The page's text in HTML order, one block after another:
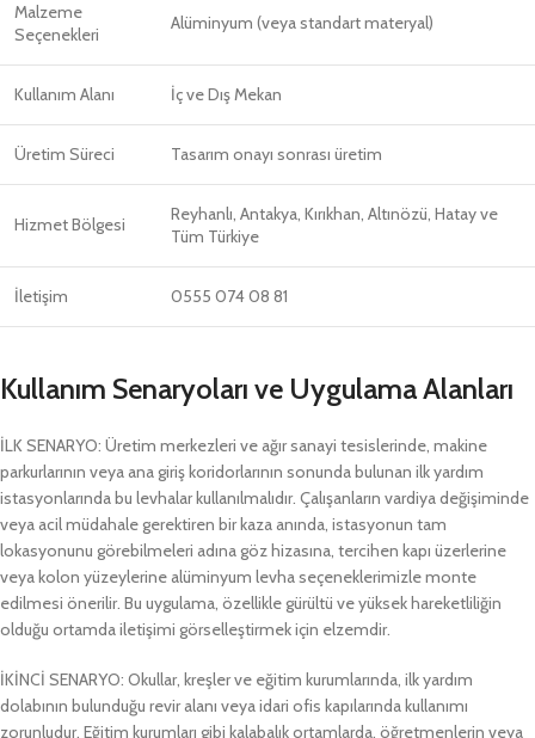
Malzeme
Seçenekleri
Alüminyum (veya standart materyal)
Kullanım Alanı İç ve Dış Mekan
Üretim Süreci Tasarım onayı sonrası üretim
Hizmet Bölgesi
Reyhanlı, Antakya, Kırıkhan, Altınözü, Hatay ve
Tüm Türkiye
İletişim 0555 074 08 81
Kullanım Senaryoları ve Uygulama Alanları
İLK SENARYO: Üretim merkezleri ve ağır sanayi tesislerinde, makine
parkurlarının veya ana giriş koridorlarının sonunda bulunan ilk yardım
istasyonlarında bu levhalar kullanılmalıdır. Çalışanların vardiya değişiminde
veya acil müdahale gerektiren bir kaza anında, istasyonun tam
lokasyonunu görebilmeleri adına göz hizasına, tercihen kapı üzerlerine
veya kolon yüzeylerine alüminyum levha seçeneklerimizle monte
edilmesi önerilir. Bu uygulama, özellikle gürültü ve yüksek hareketliliğin
olduğu ortamda iletişimi görselleştirmek için elzemdir.
İKİNCİ SENARYO: Okullar, kreşler ve eğitim kurumlarında, ilk yardım
dolabının bulunduğu revir alanı veya idari ofis kapılarında kullanımı
zorunludur. Eğitim kurumları gibi kalabalık ortamlarda, öğretmenlerin veya